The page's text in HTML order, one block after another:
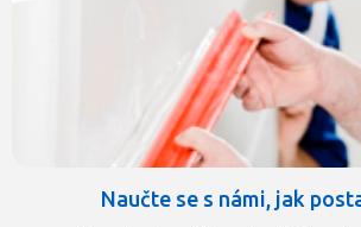
Naučte se s námi, jak